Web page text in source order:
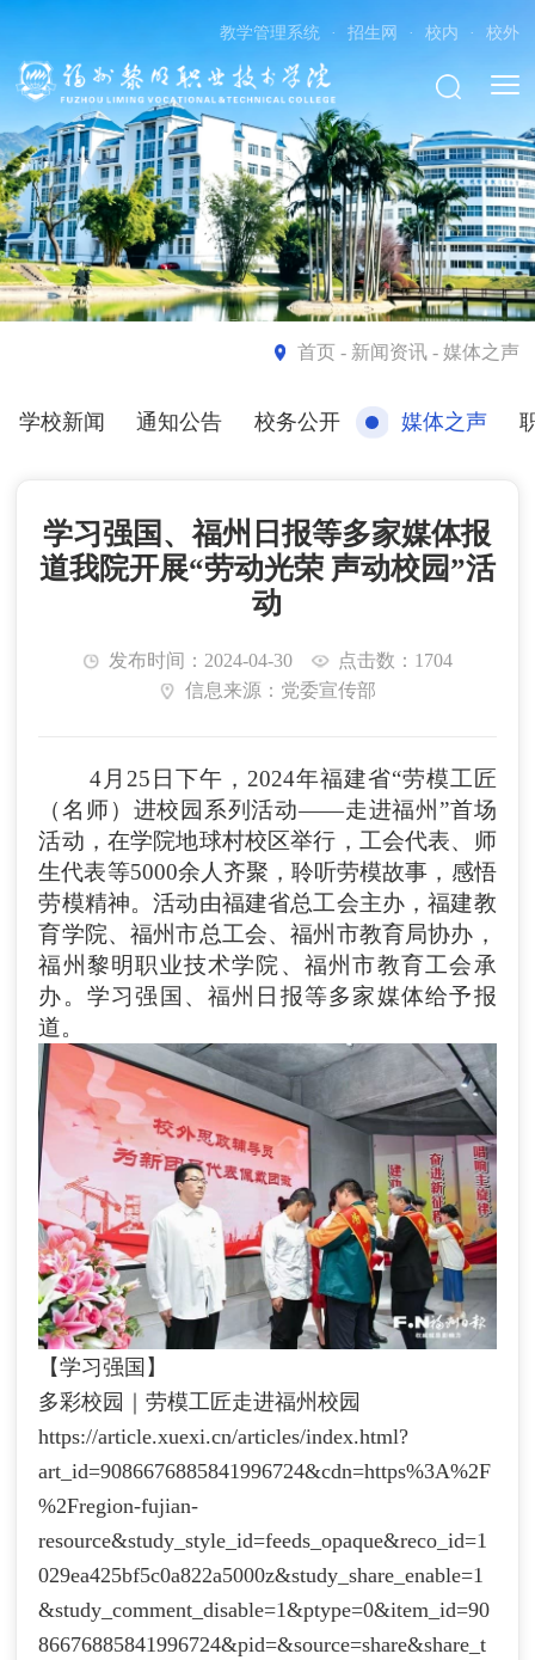
教学管理系统 · 招生网 · 校内 · 校外
首页- 新闻资讯 - 媒体之声
学校新闻 通知公告 校务公开 媒体之声
学习强国、福州日报等多家媒体报
道我院开展“劳动光荣 声动校园”活
动
发布时间：2024-04-30
点击数：1704
信息来源：党委宣传部
4月25日下午，2024年福建省“劳模工匠
（名师）进校园系列活动——走进福州”首场
活动，在学院地球村校区举行，工会代表、师
生代表等5000余人齐聚，聆听劳模故事，感悟
劳模精神。活动由福建省总工会主办，福建教
育学院、福州市总工会、福州市教育局协办，
福州黎明职业技术学院、福州市教育工会承
办。学习强国、福州日报等多家媒体给予报
道。
【学习强国】
多彩校园｜劳模工匠走进福州校园
https://article.xuexi.cn/articles/index.html?
art_id=9086676885841996724&cdn=https%3A%2F
%2Fregion-fujian-
resource&study_style_id=feeds_opaque&reco_id=1
029ea425bf5c0a822a5000z&study_share_enable=1
&study_comment_disable=1&ptype=0&item_id=90
86676885841996724&pid=&source=share&share_t